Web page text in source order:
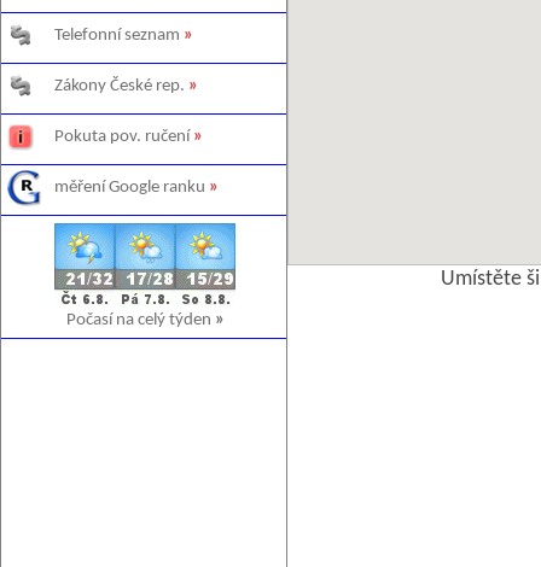
Telefonní seznam »
Zákony České rep. »
Pokuta pov. ručení »
měření Google ranku »
Počasí na celý týden »
Umístěte